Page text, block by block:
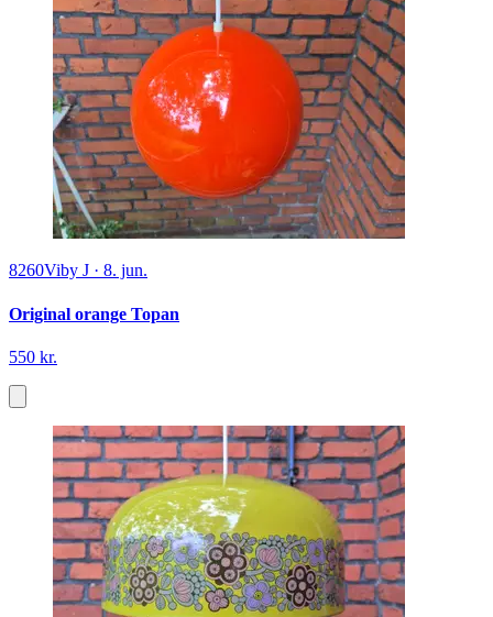
8260Viby J · 8. jun.
Original orange Topan
550 kr.